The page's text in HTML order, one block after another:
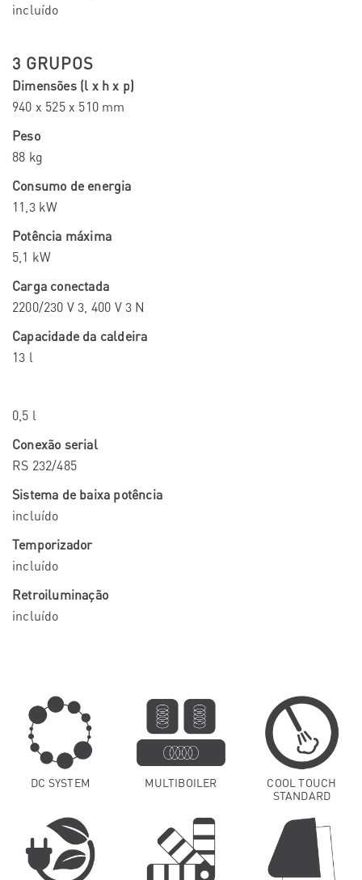
incluído
3 GRUPOS
Dimensões (l x h x p)
940 x 525 x 510 mm
Peso
88 kg
Consumo de energia
11,3 kW
Potência máxima
5,1 kW
Carga conectada
2200/230 V 3, 400 V 3 N
Capacidade da caldeira
13 l
0,5 l
Conexão serial
RS 232/485
Sistema de baixa potência
incluído
Temporizador
incluído
Retroiluminação
incluído
DC SYSTEM MULTIBOILER
COOL TOUCH
STANDARD